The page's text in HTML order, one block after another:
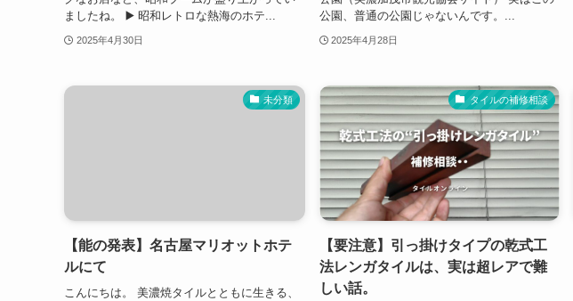
ましたね。 ▶️ 昭和レトロな熱海のホテ...
2025年4月30日
公園、普通の公園じゃないんです。...
2025年4月28日
未分類
【能の発表】名古屋マリオットホテ
ルにて
こんにちは。 美濃焼タイルとともに生きる、
タイルの補修相談
【要注意】引っ掛けタイプの乾式工
法レンガタイルは、実は超レアで難
しい話。